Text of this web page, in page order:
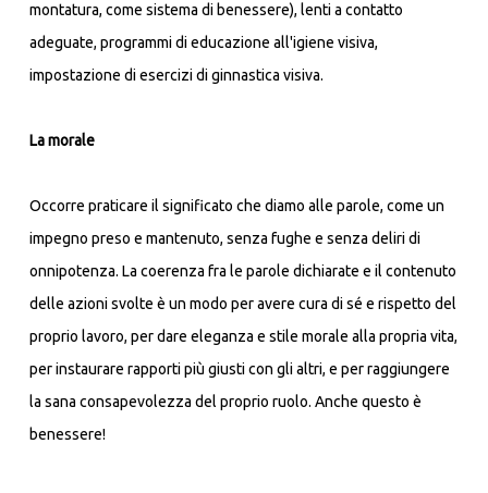
montatura, come sistema di benessere), lenti a contatto
adeguate, programmi di educazione all'igiene visiva,
impostazione di esercizi di ginnastica visiva.
La morale
Occorre praticare il significato che diamo alle parole, come un
impegno preso e mantenuto, senza fughe e senza deliri di
onnipotenza. La coerenza fra le parole dichiarate e il contenuto
delle azioni svolte è un modo per avere cura di sé e rispetto del
proprio lavoro, per dare eleganza e stile morale alla propria vita,
per instaurare rapporti più giusti con gli altri, e per raggiungere
la sana consapevolezza del proprio ruolo. Anche questo è
benessere!